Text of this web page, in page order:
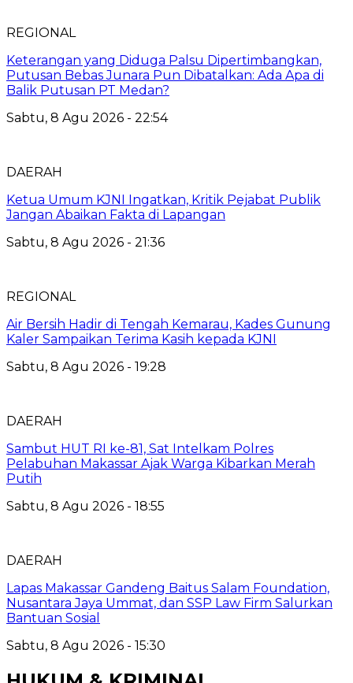
REGIONAL
Keterangan yang Diduga Palsu Dipertimbangkan,
Putusan Bebas Junara Pun Dibatalkan: Ada Apa di
Balik Putusan PT Medan?
Sabtu, 8 Agu 2026 - 22:54
DAERAH
Ketua Umum KJNI Ingatkan, Kritik Pejabat Publik
Jangan Abaikan Fakta di Lapangan
Sabtu, 8 Agu 2026 - 21:36
REGIONAL
Air Bersih Hadir di Tengah Kemarau, Kades Gunung
Kaler Sampaikan Terima Kasih kepada KJNI
Sabtu, 8 Agu 2026 - 19:28
DAERAH
Sambut HUT RI ke-81, Sat Intelkam Polres
Pelabuhan Makassar Ajak Warga Kibarkan Merah
Putih
Sabtu, 8 Agu 2026 - 18:55
DAERAH
Lapas Makassar Gandeng Baitus Salam Foundation,
Nusantara Jaya Ummat, dan SSP Law Firm Salurkan
Bantuan Sosial
Sabtu, 8 Agu 2026 - 15:30